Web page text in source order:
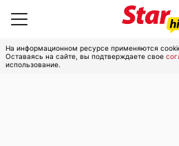
На информационном ресурсе применяются
Оставаясь на сайте, вы подтверждаете свое
использование.